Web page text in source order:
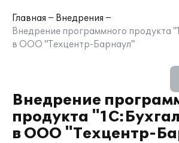
Главная
Внедрения
Внедрение программного продукта
в ООО "Техцентр-Барнаул"
Внедрение
продукта
в ООО "Техцентр-